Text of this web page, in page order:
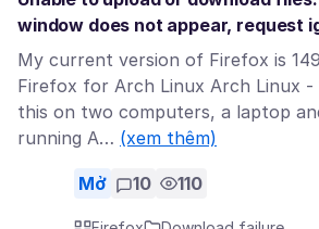
window does not appear, request
My current version of Firefox is
Firefox for Arch Linux Arch Linux -
this on two computers, a laptop
running A… (xem thêm)
Mở 10 110